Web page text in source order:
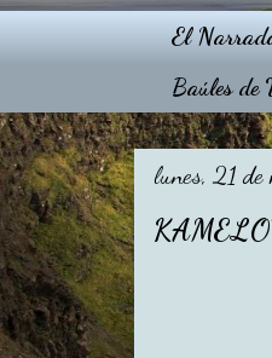
El
Baúles de
lunes, 21